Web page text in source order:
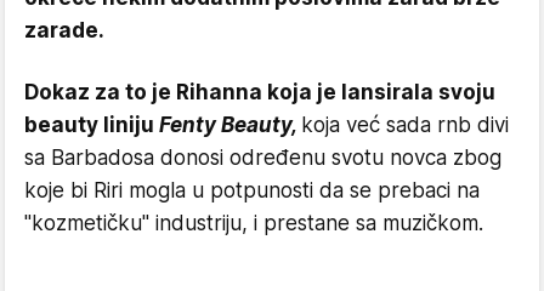
zarade.
Dokaz za to je Rihanna koja je lansirala svoju
beauty liniju Fenty Beauty, koja već sada rnb divi
sa Barbadosa donosi određenu svotu novca zbog
koje bi Riri mogla u potpunosti da se prebaci na
"kozmetičku" industriju, i prestane sa muzičkom.